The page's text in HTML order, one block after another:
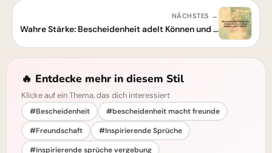
NÄCHSTES →
Wahre Stärke: Bescheidenheit adelt Können und überwindet Prahlerei
🔥 Entdecke mehr in diesem Stil
Klicke auf ein Thema, das dich interessiert
#Bescheidenheit
#bescheidenheit macht freunde
#Freundschaft
#Inspirierende Sprüche
#inspirierende sprüche vergebung